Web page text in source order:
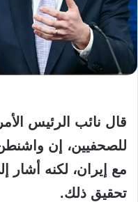
قال نائب الرئيس
للصحفيين، إن
مع إيران، لكنه
تحقيق ذلك.